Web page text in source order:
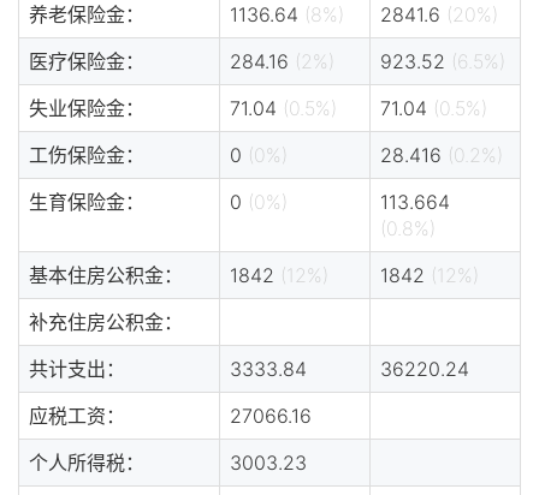
养老保险金： 1136.64 (8%) 2841.6 (20%)
医疗保险金：
284.16 (2%) 923.52 (6.5%)
失业保险金：
71.04 (0.5%) 71.04 (0.5%)
工伤保险金：
0 (0%) 28.416 (0.2%)
生育保险金：
0 (0%)
113.664
(0.8%)
基本住房公积金：
1842 (12%) 1842 (12%)
补充住房公积金：
共计支出：
3333.84
36220.24
应税工资：
27066.16
个人所得税：
3003.23